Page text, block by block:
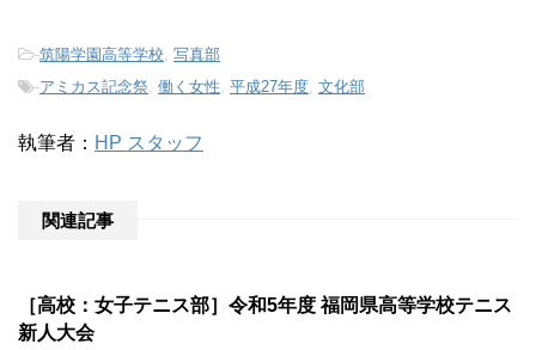
-筑陽学園高等学校, 写真部
-アミカス記念祭, 働く女性, 平成27年度, 文化部
執筆者： HP スタッフ
関連記事
［高校：女子テニス部］令和5年度 福岡県高等学校テニス
新人大会